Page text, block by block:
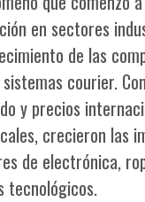
en sectores
de las
courier.
y precios
crecieron las
de electrónica,
tecnológicos.